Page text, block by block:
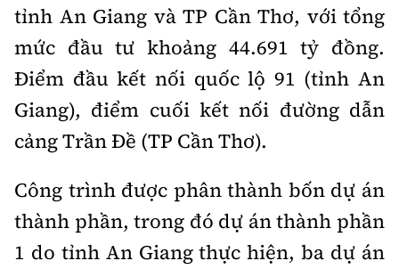
tỉnh An Giang và TP Cần Thơ, với tổng
mức đầu tư khoảng 44.691 tỷ đồng.
Điểm đầu kết nối quốc lộ 91 (tỉnh An
Giang), điểm cuối kết nối đường dẫn
cảng Trần Đề (TP Cần Thơ).
Công trình được phân thành bốn dự án
thành phần, trong đó dự án thành phần
1 do tỉnh An Giang thực hiện, ba dự án